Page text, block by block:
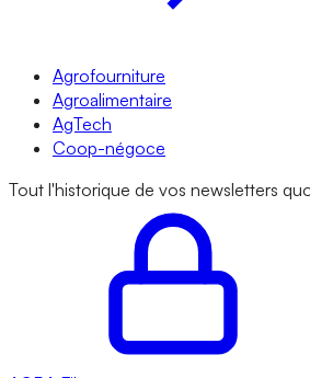
Agrofourniture
Agroalimentaire
AgTech
Coop-négoce
Tout l'historique de vos newsletters